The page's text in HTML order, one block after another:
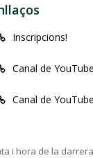
Inscripcions!
Canal de
Canal de
i hora de la